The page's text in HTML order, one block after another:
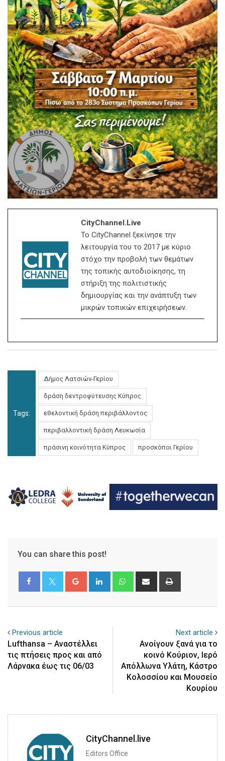
CityChannel.live
Το CityChannel ξεκίνησε την
λειτουργία του το 2017 με κύριο
στόχο την προβολή των θεμάτων
της τοπικής αυτοδιοίκησης, τη
στήριξη της πολιτιστικής
δημιουργίας και την ανάπτυξη των
μικρών τοπικών επιχειρήσεων.
Tags:
Δήμος Λατσιών-Γερίου
δράση δεντροφύτευσης Κύπρος
εθελοντική δράση περιβάλλοντος
περιβαλλοντική δράση Λευκωσία
πράσινη κοινότητα Κύπρος προσκόποι Γερίου
You can share this post!
Google+ LinkedIn WhatsappShare
Previous article
Lufthansa – Αναστέλλει
τις πτήσεις προς και από
Λάρνακα έως τις 06/03
Next article
Ανοίγουν ξανά για το
κοινό Κούριον, Ιερό
Απόλλωνα Υλάτη, Κάστρο
Κολοσσίου και Μουσείο
Κουρίου
CityChannel.live
Editors Office